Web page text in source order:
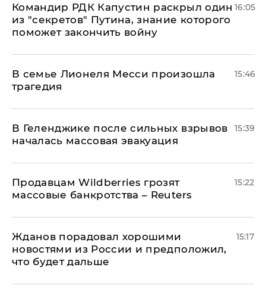
Командир РДК Капустин раскрыл один
из "секретов" Путина, знание которого
поможет закончить войну
16:05
В семье Лионеля Месси произошла
трагедия
15:46
В Геленджике после сильных взрывов
началась массовая эвакуация
15:39
Продавцам Wildberries грозят
массовые банкротства – Reuters
15:22
Жданов порадовал хорошими
новостями из России и предположил,
что будет дальше
15:17